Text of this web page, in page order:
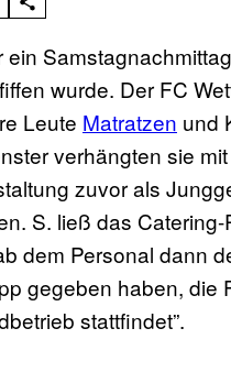
ein
wurde. Der FC
Leute Matratzen und
verhängten sie
zuvor als
S. ließ das
dem Personal dann
gegeben haben, die
stattfindet”.